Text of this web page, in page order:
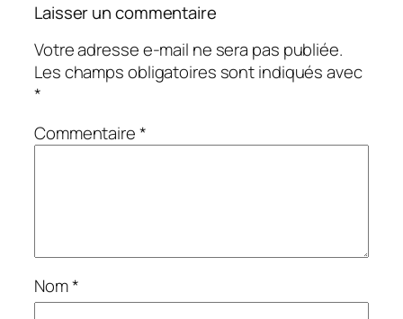
Laisser un commentaire
Votre adresse e-mail ne sera pas publiée.
Les champs obligatoires sont indiqués avec
*
Commentaire*
Nom*